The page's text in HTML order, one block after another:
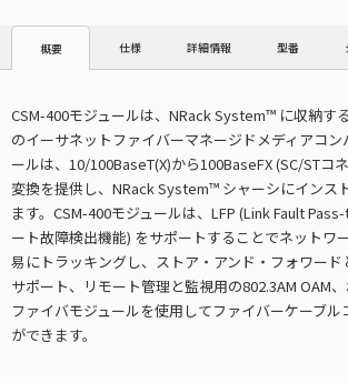
概要 仕様 詳細情報 型番
CSM-400モジュールは、NRack System™ に収納す
のイーサネットファイバーマネージドメディアコン
ールは、10/100BaseT(X)から100BaseFX (SC/STコ
変換を提供し、NRack System™ シャーシにインス
ます。CSM-400モジュールは、LFP (Link Fault
ート故障検出機能) をサポートすることでネットワ
易にトラッキングし、ストア・アンド・フォワー
サポート、リモート管理と監視用の802.3AM OAM
ファイバモジュールを使用してファイバーケーブ
ができます。